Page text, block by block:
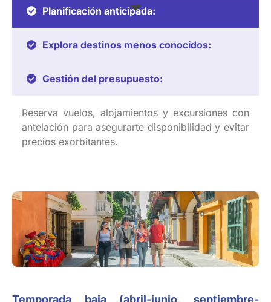
Planificación anticipada:
Explora destinos menos conocidos:
Gestión del presupuesto:
Reserva vuelos, alojamientos y excursiones con
antelación paraasegurarte disponibilidad y evitar
precios exorbitantes.
Temporada baja (abril-junio ,septiembre-